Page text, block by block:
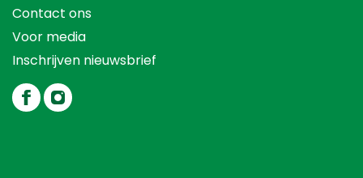
Contact ons
Voor media
Inschrijven nieuwsbrief